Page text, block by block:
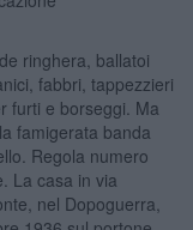
ringhera, ballatoi
fabbri, tappezzieri
furti e borseggi. Ma
famigerata banda
Regola numero
La casa in via
nel Dopoguerra,